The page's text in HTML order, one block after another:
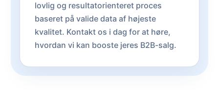
lovlig og resultatorienteret proces
baseret på valide data af højeste
kvalitet. Kontakt os i dag for at høre,
hvordan vi kan booste jeres B2B-salg.